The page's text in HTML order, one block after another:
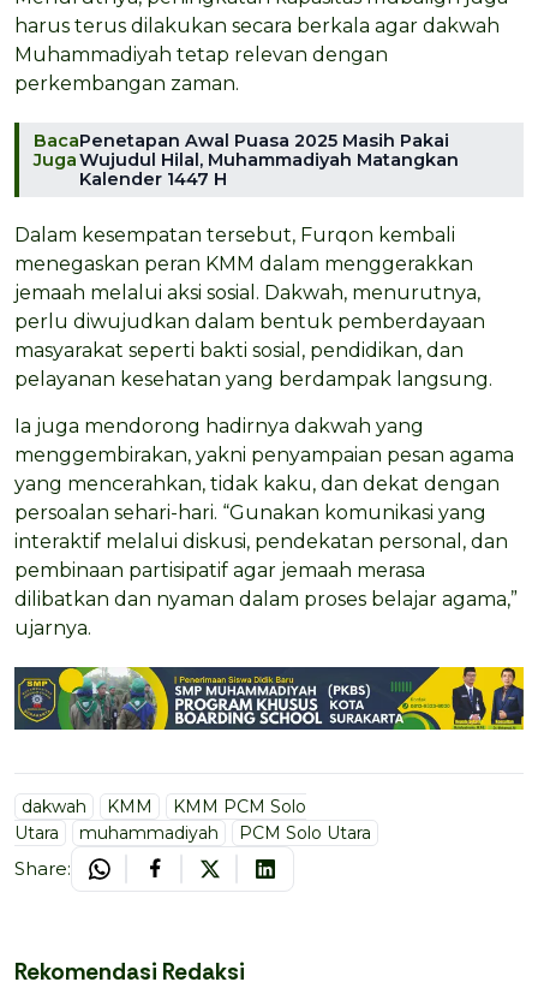
harus terus dilakukan secara berkala agar dakwah
Muhammadiyah tetap relevan dengan
perkembangan zaman.
Baca
Juga
Penetapan Awal Puasa 2025 Masih Pakai
Wujudul Hilal, Muhammadiyah Matangkan
Kalender 1447 H
Dalam kesempatan tersebut, Furqon kembali
menegaskan peran KMM dalam menggerakkan
jemaah melalui aksi sosial. Dakwah, menurutnya,
perlu diwujudkan dalam bentuk pemberdayaan
masyarakat seperti bakti sosial, pendidikan, dan
pelayanan kesehatan yang berdampak langsung.
Ia juga mendorong hadirnya dakwah yang
menggembirakan, yakni penyampaian pesan agama
yang mencerahkan, tidak kaku, dan dekat dengan
persoalan sehari-hari. “Gunakan komunikasi yang
interaktif melalui diskusi, pendekatan personal, dan
pembinaan partisipatif agar jemaah merasa
dilibatkan dan nyaman dalam proses belajar agama,”
ujarnya.
dakwah KMM
KMM PCM Solo
Utara
muhammadiyah PCM Solo Utara
Share:
Rekomendasi Redaksi